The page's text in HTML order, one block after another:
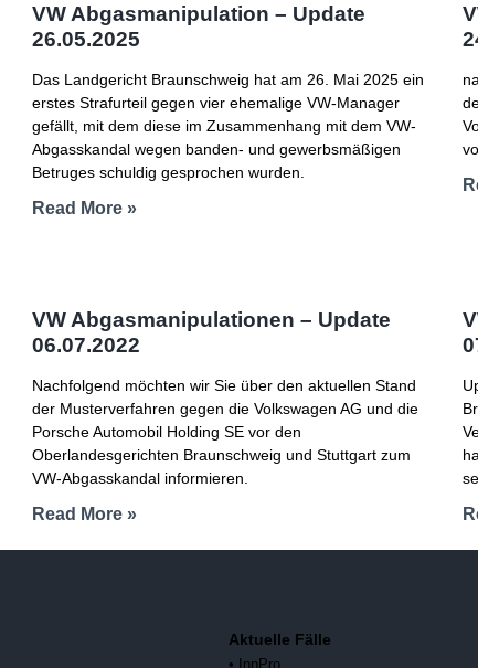
VW Abgasmanipulation – Update
26.05.2025
Das Landgericht Braunschweig hat am 26. Mai 2025 ein
erstes Strafurteil gegen vier ehemalige VW-Manager
gefällt, mit dem diese im Zusammenhang mit dem VW-
Abgasskandal wegen banden- und gewerbsmäßigen
Betruges schuldig gesprochen wurden.
Read More »
VW Abgasmanipulationen – Update
06.07.2022
Nachfolgend möchten wir Sie über den aktuellen Stand
der Musterverfahren gegen die Volkswagen AG und die
Porsche Automobil Holding SE vor den
Oberlandesgerichten Braunschweig und Stuttgart zum
VW-Abgasskandal informieren.
Read More »
Aktuelle Fälle
• InnPro